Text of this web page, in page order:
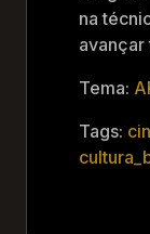
na
avançar
Tema:
Tags: